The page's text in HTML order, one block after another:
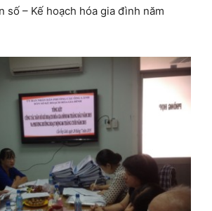
số – Kế hoạch hóa gia đình năm